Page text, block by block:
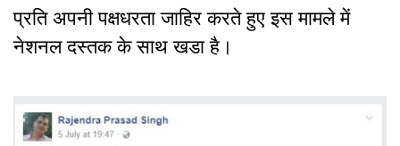
प्रति अपनी पक्षधरता जाहिर करते हुए इस मामले में
नेशनल दस्तक के साथ खडा है।